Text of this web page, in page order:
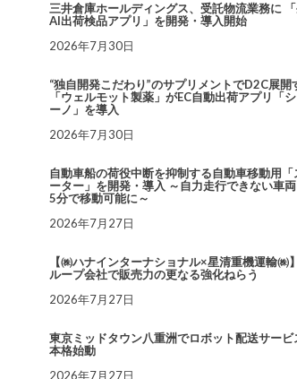
三井倉庫ホールディングス、受託物流業務に
AI出荷検品アプリ」を開発・導入開始
2026年7月30日
“独自開発こだわり”のサプリメントでD2C展開
「ウェルモット製薬」がEC自動出荷アプリ「
ーノ」を導入
2026年7月30日
自動車船の荷役中断を抑制する自動車移動用「
ーター」を開発・導入 ～自力走行できない車
5分で移動可能に～
2026年7月27日
【㈱ハナインターナショナル×星清重機運輸㈱
ループ会社で販売力の更なる強化ねらう
2026年7月27日
東京ミッドタウン八重洲でロボット配送サービ
本格始動
2026年7月27日